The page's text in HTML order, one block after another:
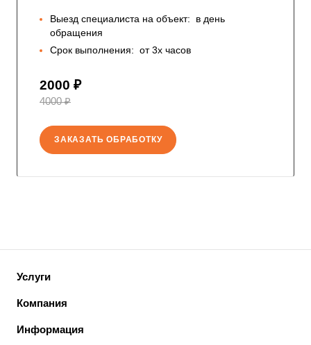
Выезд специалиста на объект:
в день
обращения
Срок выполнения: от 3х часов
2000 ₽
4000 ₽
ЗАКАЗАТЬ ОБРАБОТКУ
Услуги
Компания
Информация